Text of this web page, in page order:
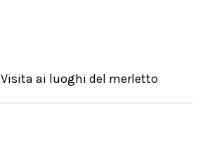
Visita ai luoghi del merletto